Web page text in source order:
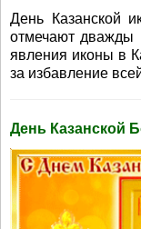
День Казанской
отмечают
явления иконы в
за избавление
День Казанской